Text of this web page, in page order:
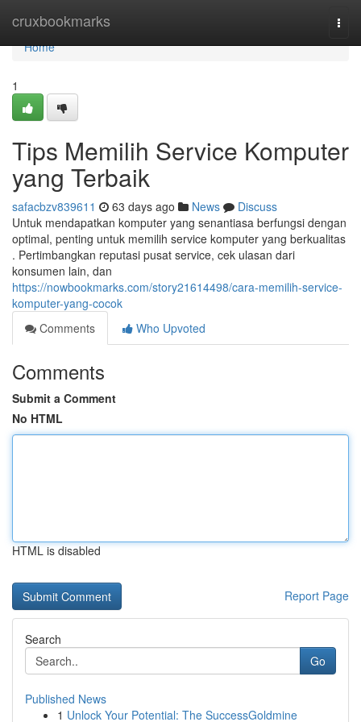
cruxbookmarks
Home
Home
1
Tips Memilih Service Komputer
yang Terbaik
safacbzv839611 63 days ago News
Discuss
Untuk mendapatkan komputer yang senantiasa berfungsi dengan
optimal, penting untuk memilih service komputer yang berkualitas
. Pertimbangkan reputasi pusat service, cek ulasan dari
konsumen lain, dan
https://nowbookmarks.com/story21614498/cara-memilih-service-
komputer-yang-cocok
Comments
Who Upvoted
Comments
Submit a Comment
No HTML
HTML is disabled
Report Page
Search
Go
Published News
1 Unlock Your Potential: The SuccessGoldmine